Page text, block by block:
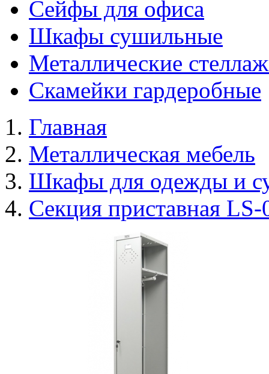
Сейфы для офиса
Шкафы сушильные
Металлические
Скамейки гардеробные
Главная
Металлическая мебель
Шкафы для одежды и
Секция приставная